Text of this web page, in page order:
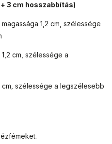
3 cm hosszabbítás)
magassága 1,2 cm, szélessége
cm, szélessége a
cm, szélessége a legszélesebb